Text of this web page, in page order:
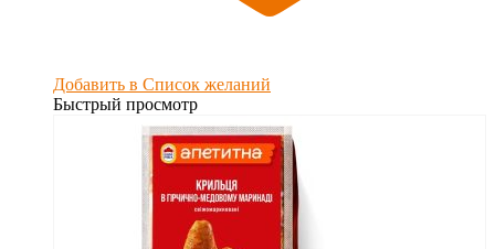
Добавить в Список желаний
Быстрый просмотр